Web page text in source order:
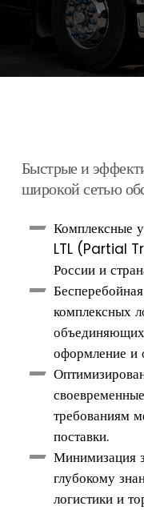
Быстрыеиэффект
широкойсетьюоб
Комплексные
LTL (Partial
России и
комплексных
оформление и
требованиям
поставки.
Минимизация
глубокому
логистики и